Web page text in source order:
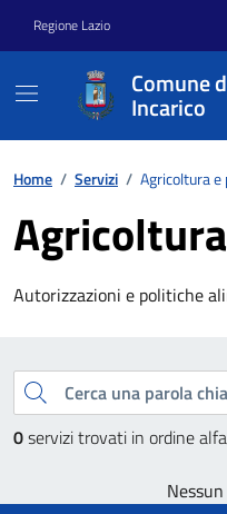
Regione Lazio
Comune
Incarico
Home / Servizi / Agricoltura e
Autorizzazioni e politiche
Esplora tutti i
Cerca una parola chiave
0servizi trovati in ordine